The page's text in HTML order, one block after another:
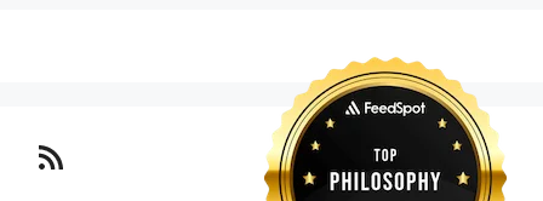
Lo blog Surimposium